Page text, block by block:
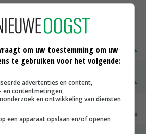
€ 15,00~ € 23,00
€ 15,00
€ 26,00
om uw toestemming om uw
te gebruiken voor het volgende:
advertenties en content,
en contentmetingen,
en ontwikkeling van diensten
een apparaat opslaan en/of openen